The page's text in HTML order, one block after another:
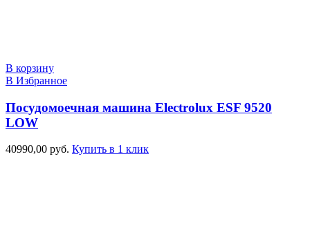
В корзину
В Избранное
Посудомоечная машина Electrolux ESF 9520
LOW
40990,00 руб. Купить в 1 клик